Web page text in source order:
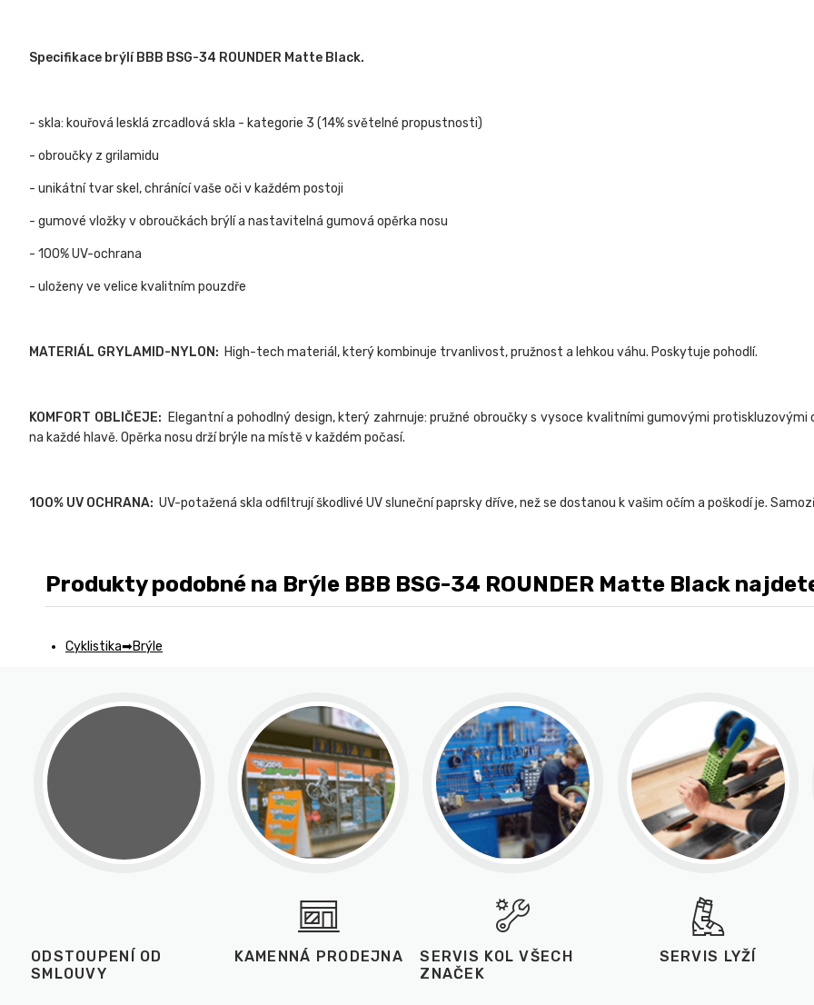
Specifikace brýlí BBB BSG-34 ROUNDER Matte Black.
- skla: kouřová lesklá zrcadlová skla - kategorie 3 (14% světelné propustnosti)
- obroučky z grilamidu
- unikátní tvar skel, chránící vaše oči v každém postoji
- gumové vložky v obroučkách brýlí a nastavitelná gumová opěrka nosu
- 100% UV-ochrana
- uloženy ve velice kvalitním pouzdře
MATERIÁL GRYLAMID-NYLON: High-tech materiál, který kombinuje trvanlivost, pružnost a lehkou váhu. Poskytuje pohodlí.
KOMFORT OBLIČEJE: Elegantní a pohodlný design, který zahrnuje: pružné obroučky s vysoce kvalitními gumovými
na každé hlavě. Opěrka nosu drží brýle na místě v každém počasí.
100% UV OCHRANA: UV-potažená skla odfiltrují škodlivé UV sluneční paprsky dříve, než se dostanou k vašim očím a poškodí je.
Produkty podobné na Brýle BBB BSG-34 ROUNDER Matte Black
Cyklistika Brýle
ODSTOUPENÍ OD
SMLOUVY
KAMENNÁ PRODEJNA
SERVIS KOL VŠECH
ZNAČEK
SERVIS LYŽÍ